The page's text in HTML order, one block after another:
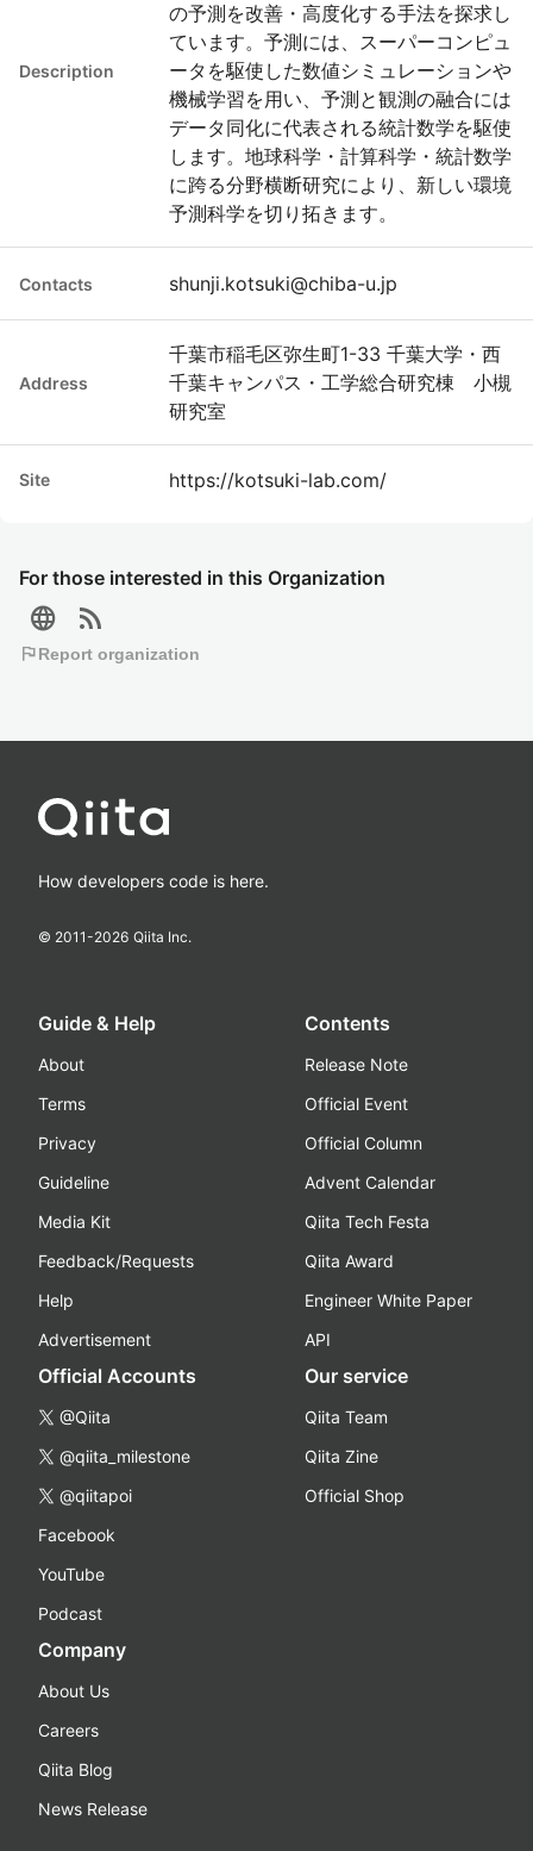
For those interested in this Organization
language rss_feed
flagReport organization
Description
の予測を改善・高度化する手法を探求し
ています。予測には、スーパーコンピュ
ータを駆使した数値シミュレーションや
機械学習を用い、予測と観測の融合には
データ同化に代表される統計数学を駆使
します。地球科学・計算科学・統計数学
に跨る分野横断研究により、新しい環境
予測科学を切り拓きます。
Contacts shunji.kotsuki@chiba-u.jp
Address
千葉市稲毛区弥生町1-33 千葉大学・西
千葉キャンパス・工学総合研究棟 小槻
研究室
Site https://kotsuki-lab.com/
How developers code is here.
© 2011-2026 Qiita Inc.
Guide & Help
About
Terms
Privacy
Guideline
Media Kit
Feedback/Requests
Help
Advertisement
Contents
Release Note
Official Event
Official Column
Advent Calendar
Qiita Tech Festa
Qiita Award
Engineer White Paper
API
Official Accounts
@Qiita
@qiita_milestone
@qiitapoi
Facebook
YouTube
Podcast
Our service
Qiita Team
Qiita Zine
Official Shop
Company
About Us
Careers
Qiita Blog
News Release